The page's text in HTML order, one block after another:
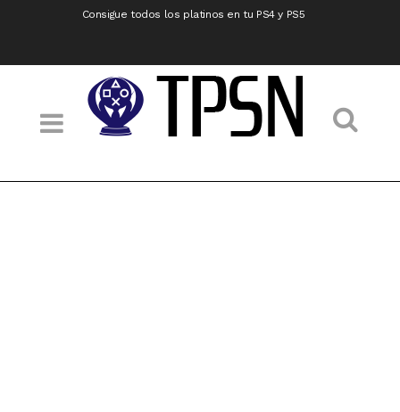
Consigue todos los platinos en tu PS4 y PS5